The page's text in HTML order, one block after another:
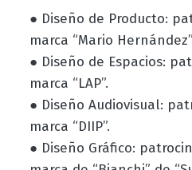
● Diseño de Producto:
marca “Mario
● Diseño de Espacios:
marca “LAP”.
● Diseño Audiovisual:
marca “DIIP”.
● Diseño Gráfico: